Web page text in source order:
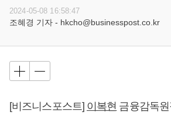
2024-05-08 16:58:47
조혜경 기자 - hkcho@businesspost.co.kr
[비즈니스포스트] 이복현 금융감독